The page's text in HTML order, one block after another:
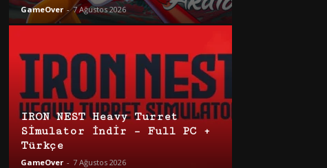
GameOver - 7 Ağustos 2026
IRON NEST Heavy Turret
Simulator İndir – Full PC +
Türkçe
GameOver - 7 Ağustos 2026